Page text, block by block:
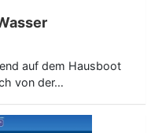
auf dem Hausboot
von der…